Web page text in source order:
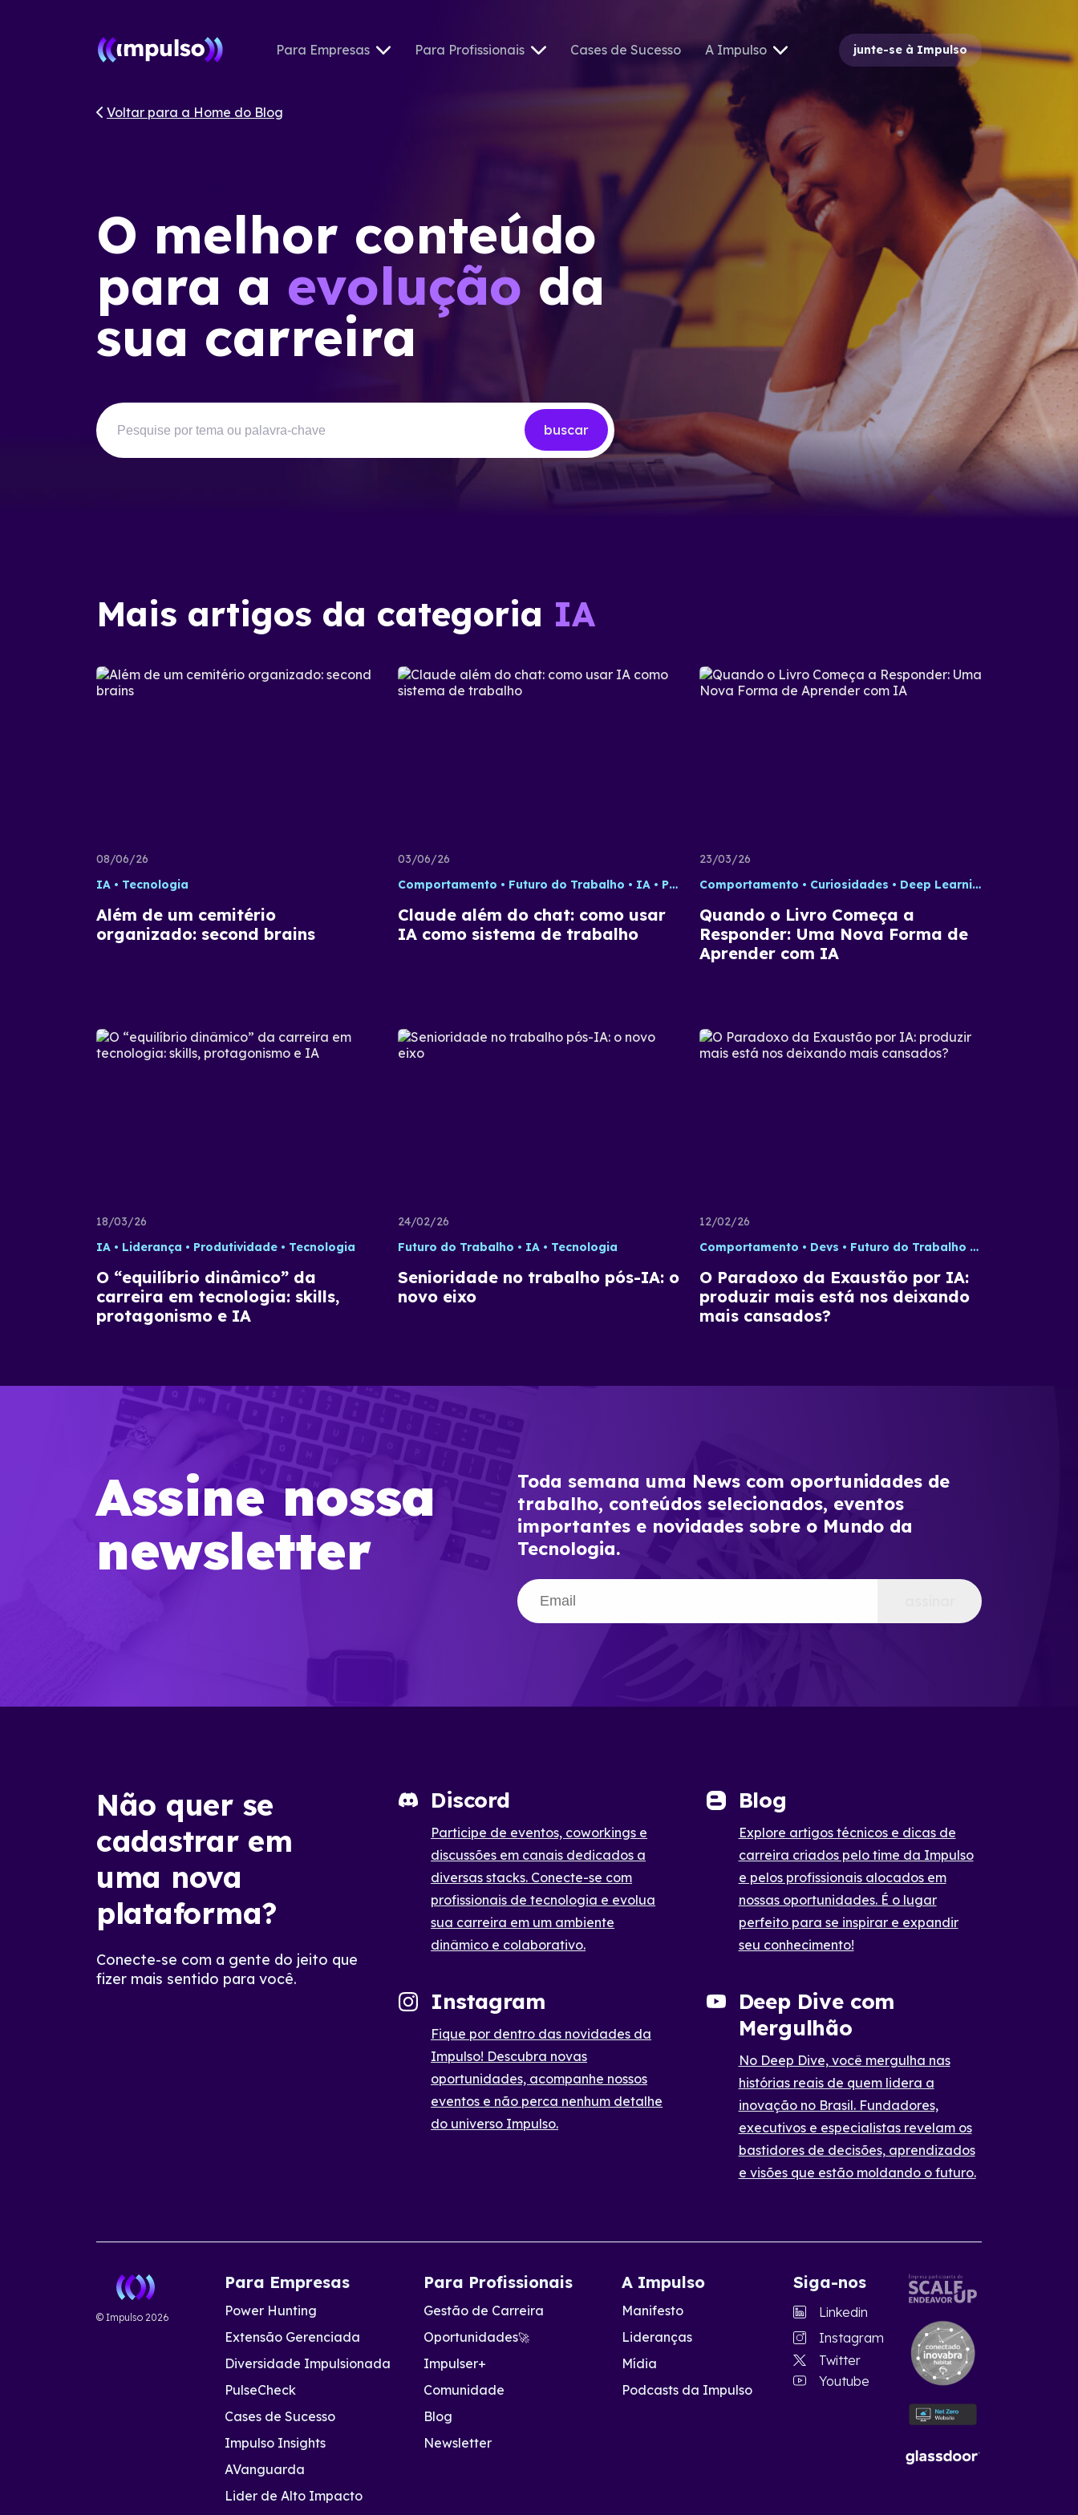
Para Empresas Para Profissionais Cases de Sucesso A Impulso junte-se à Impulso
Voltar para a Home do Blog
O melhor conteúdo
para a evolução da
sua carreira
buscar
Mais artigos da categoria IA
08/06/26
IA
Tecnologia
Além de um cemitério
organizado: second brains
03/06/26
Comportamento
Futuro do Trabalho IA Produtividade
Claude além do chat: como usar
IA como sistema de trabalho
23/03/26
Comportamento
Curiosidades Deep Learning
Quando o Livro Começa a
Responder: Uma Nova Forma de
Aprender com IA
18/03/26
IA
Liderança Produtividade Tecnologia
O “equilíbrio dinâmico” da
carreira em tecnologia: skills,
protagonismo e IA
24/02/26
Futuro do Trabalho
IA Tecnologia
Senioridade no trabalho pós-IA: o
novo eixo
12/02/26
Comportamento
Devs Futuro do Trabalho IA
O Paradoxo da Exaustão por IA:
produzir mais está nos deixando
mais cansados?
Assine nossa
newsletter
Toda semana uma News com oportunidades de
trabalho, conteúdos selecionados, eventos
importantes e novidades sobre o Mundo da
Tecnologia.
Não quer se
cadastrar em
uma nova
plataforma?
Conecte-se com a gente do jeito que
fizer mais sentido para você.
Discord
Participe de eventos, coworkings e
discussões em canais dedicados a
diversas stacks. Conecte-se com
profissionais de tecnologia e evolua
sua carreira em um ambiente
dinâmico e colaborativo.
Blog
Explore artigos técnicos e dicas de
carreira criados pelo time da Impulso
e pelos profissionais alocados em
nossas oportunidades. É o lugar
perfeito para se inspirar e expandir
seu conhecimento!
Instagram
Fique por dentro das novidades da
Impulso! Descubra novas
oportunidades, acompanhe nossos
eventos e não perca nenhum detalhe
do universo Impulso.
Deep Dive com
Mergulhão
No Deep Dive, você mergulha nas
histórias reais de quem lidera a
inovação no Brasil. Fundadores,
executivos e especialistas revelam os
bastidores de decisões, aprendizados
e visões que estão moldando o futuro.
© Impulso 2026
Para Empresas
Power Hunting
Extensão Gerenciada
Diversidade Impulsionada
PulseCheck
Cases de Sucesso
Impulso Insights
AVanguarda
Lider de Alto Impacto
Para Profissionais
Gestão de Carreira
Oportunidades🚀
Impulser+
Comunidade
Blog
Newsletter
A Impulso
Manifesto
Lideranças
Mídia
Podcasts da Impulso
Siga-nos
Linkedin
Instagram
Twitter
Youtube